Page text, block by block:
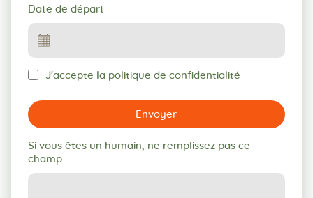
Date de départ
J'accepte la politique de confidentialité
Envoyer
Si vous êtes un humain, ne remplissez pas ce
champ.